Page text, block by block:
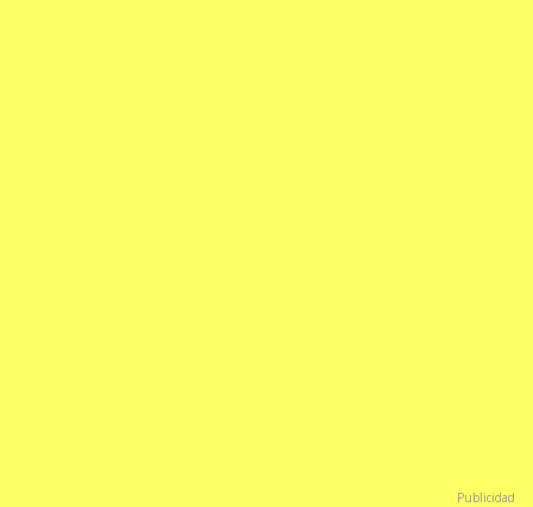
Publicidad